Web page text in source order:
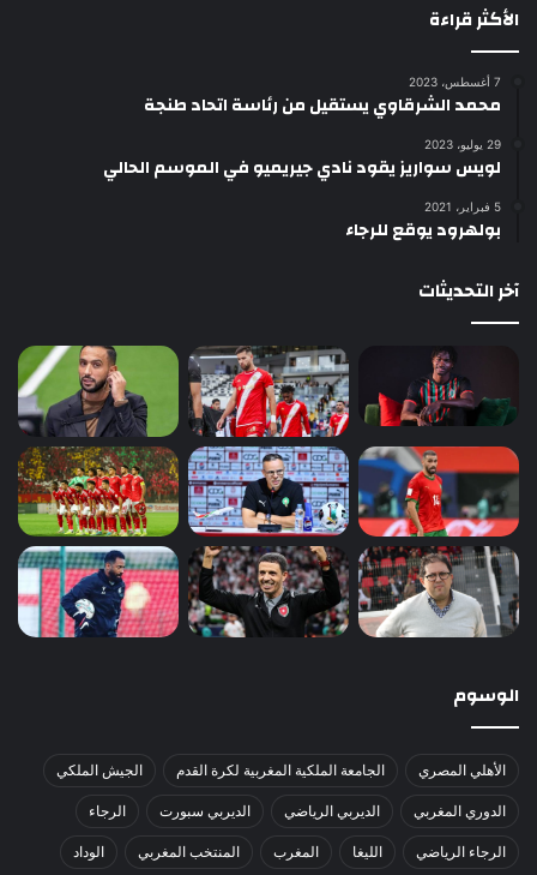
الأكثر قراءة
7 أغسطس، 2023
محمد الشرقاوي يستقيل من رئاسة اتحاد طنجة
29 يوليو، 2023
لويس سواريز يقود نادي جيريميو في الموسم الحالي
5 فبراير، 2021
بولهرود يوقع للرجاء
آخر التحديثات
الوسوم
الأهلي المصري الجامعة الملكية المغربية لكرة القدم الجيش الملكي
الدوري المغربي الديربي الرياضي الديربي سبورت الرجاء
الرجاء الرياضي الليغا المغرب المنتخب المغربي الوداد